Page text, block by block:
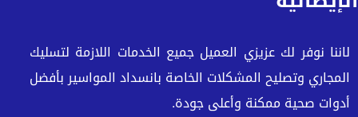
لاننا نوفر لك عزيزي العميل جميع الخدمات اللازمة لتسليك
المجاري وتصليح المشكلات الخاصة بانسداد المواسير بأفضل
أدوات صحية ممكنة وأعلى جودة.